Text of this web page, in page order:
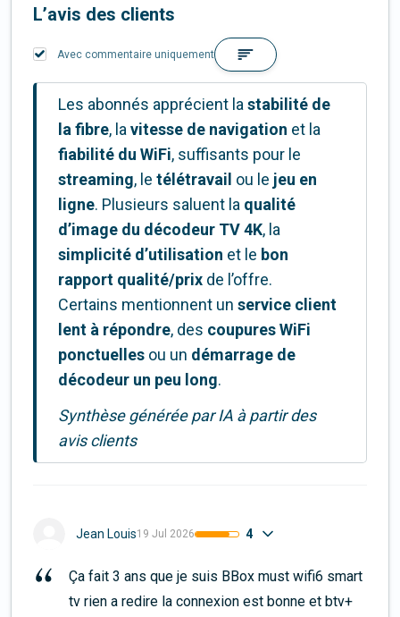
L’avis des clients
Avec commentaire uniquement
Les abonnés apprécient la stabilité de
la fibre, la vitesse de navigation et la
fiabilité du WiFi, suffisants pour le
streaming, le télétravail ou le jeu en
ligne. Plusieurs saluent la qualité
d’image du décodeur TV 4K, la
simplicité d’utilisation et le bon
rapport qualité/prix de l’offre.
Certains mentionnent un service client
lent à répondre, des coupures WiFi
ponctuelles ou un démarrage de
décodeur un peu long.
Synthèse générée par IA à partir des
avis clients
Jean Louis19 Jul 2026 4
Ça fait 3 ans que je suis BBox must wifi6 smart
tv rien a redire la connexion est bonne et btv+